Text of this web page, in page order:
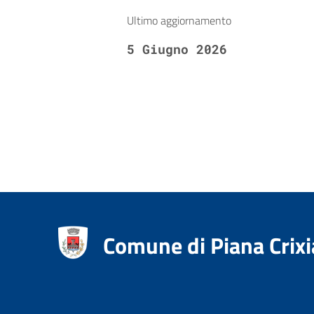
Ultimo aggiornamento
5 Giugno 2026
Comune di Piana